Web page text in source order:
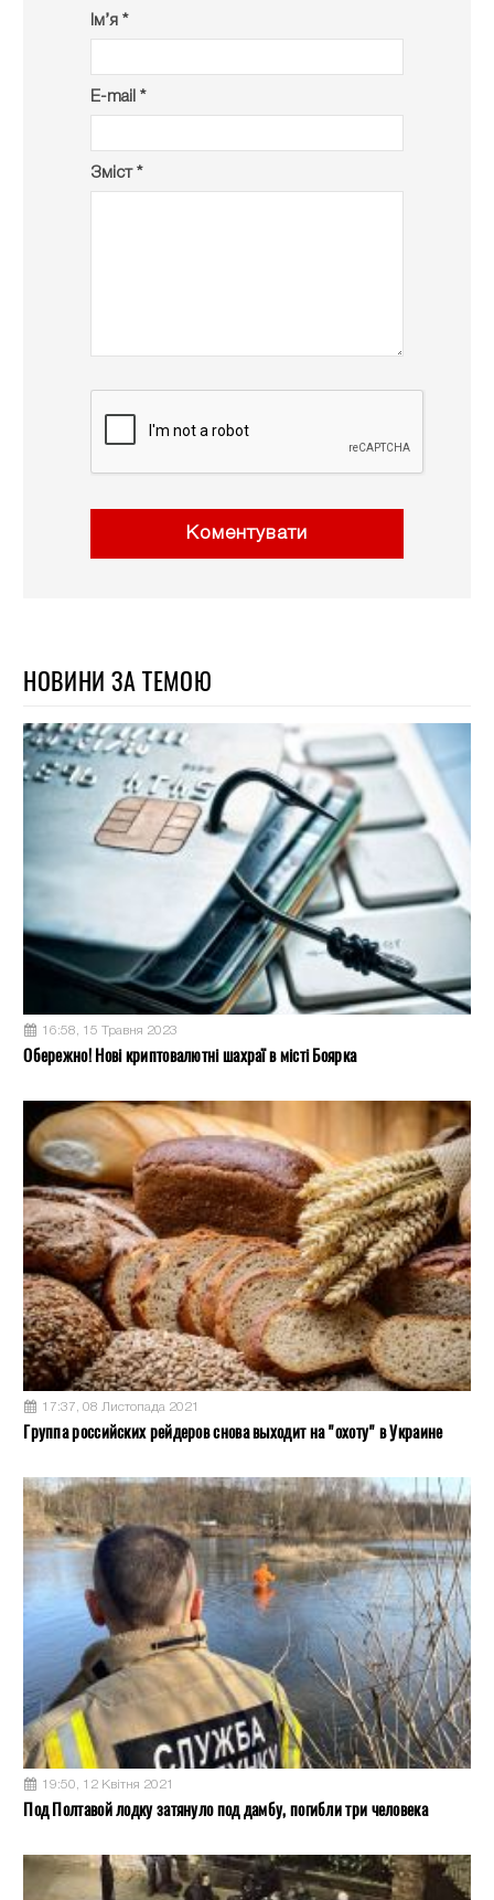
Ім’я *
E-mail *
Зміст *
Коментувати
НОВИНИ ЗА ТЕМОЮ
16:58, 15 Травня 2023
Обережно! Нові криптовалютні шахраї в місті Боярка
17:37, 08 Листопада 2021
Группа российских рейдеров снова выходит на "охоту" в Украине
19:50, 12 Квітня 2021
Под Полтавой лодку затянуло под дамбу, погибли три человека